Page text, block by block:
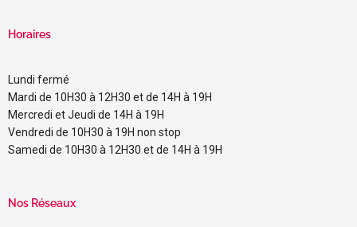
Horaires
Lundi fermé
Mardi de 10H30 à 12H30 et de 14H à 19H
Mercredi et Jeudi de 14H à 19H
Vendredi de 10H30 à 19H non stop
Samedi de 10H30 à 12H30 et de 14H à 19H
Nos Réseaux